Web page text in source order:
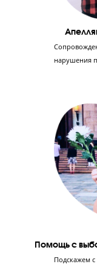
Ученик
решать